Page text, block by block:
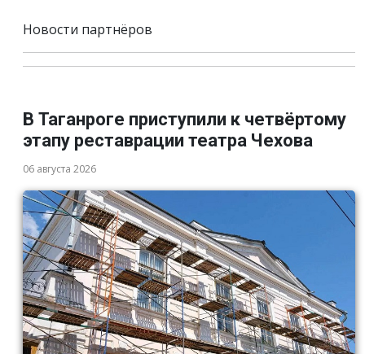
Новости партнёров
В Таганроге приступили к четвёртому
этапу реставрации театра Чехова
06 августа 2026